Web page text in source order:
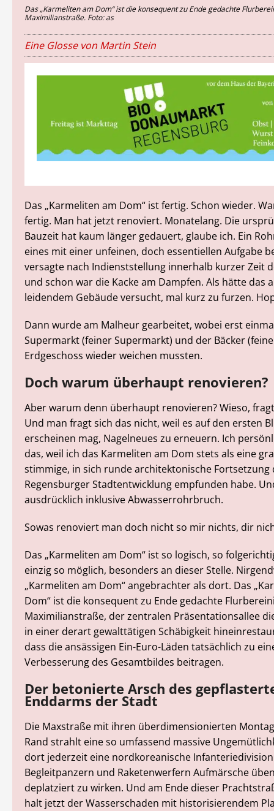
Das „Karmeliten am Dom“ ist die konsequent zu Ende gedachte
Maximilianstraße. Foto: as
Eine Glosse von Martin Stein
Das „Karmeliten am Dom“ ist fertig. Schon wieder.
fertig. Man hat jetzt renoviert. Monatelang. Die
Bauzeit hat kaum länger gedauert, glaube ich. Ein
eines mit einer unfeinen, doch essentiellen Aufgabe
versagte nach Indienststellung innerhalb kurzer Zeit
und schon war die Kacke am Dampfen. Als hätte das
leidendem Gebäude versucht, mal kurz zu furzen.
Dann wurde am Malheur gearbeitet, wobei erst
Supermarkt (feiner Supermarkt) und der Bäcker
Erdgeschoss wieder weichen mussten.
Doch warum überhaupt renovieren?
Aber warum denn überhaupt renovieren? Wieso,
Und man fragt sich das nicht, weil es auf den ersten
erscheinen mag, Nagelneues zu erneuern. Ich
das, weil ich das Karmeliten am Dom stets als eine
stimmige, in sich runde architektonische Fortsetzung
Regensburger Stadtentwicklung empfunden habe.
ausdrücklich inklusive Abwasserrohrbruch.
Sowas renoviert man doch nicht so mir nichts, dir
Das „Karmeliten am Dom“ ist so logisch, so
einzig so möglich, besonders an dieser Stelle.
„Karmeliten am Dom“ angebrachter als dort. Das
Dom“ ist die konsequent zu Ende gedachte
Maximilianstraße, der zentralen Präsentationsallee
in einer derart gewalttätigen Schäbigkeit
dass die ansässigen Ein-Euro-Läden tatsächlich zu
Verbesserung des Gesamtbildes beitragen.
Der betonierte Arsch des
Enddarms der Stadt
Die Maxstraße mit ihren überdimensionierten
Rand strahlt eine so umfassend massive
dort jederzeit eine nordkoreanische
Begleitpanzern und Raketenwerfern Aufmärsche
deplatziert zu wirken. Und am Ende dieser
halt jetzt der Wasserschaden mit historisierendem